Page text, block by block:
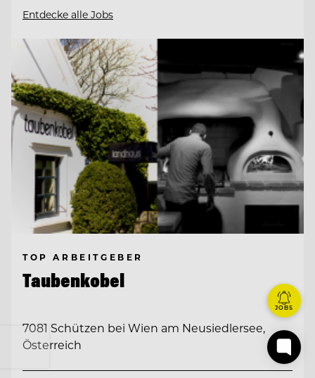
Entdecke alle Jobs
TOP ARBEITGEBER
Taubenkobel
7081 Schützen bei Wien am Neusiedlersee,
Österreich
JOBS